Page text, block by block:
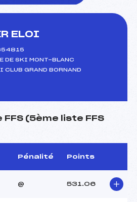
ELOI
DE SKI MONT-BLANC
GRAND BORNAND
(5ème liste FFS
Pénalité Points
@ 531.06